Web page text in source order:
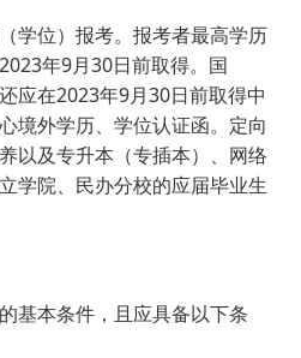
学位）报考。报考者最高学历
年9月30日前取得。国
应在2023年9月30日前取得中
境外学历、学位认证函。定向
以及专升本（专插本）、网络
学院、民办分校的应届毕业生
基本条件，且应具备以下条